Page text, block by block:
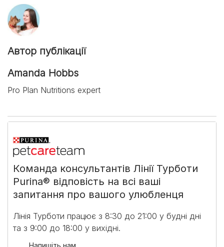
Автор публікації
Amanda Hobbs
Pro Plan Nutritions expert
Команда консультантів Лінії Турботи
Purina® відповість на всі ваші
запитання про вашого улюбленця
Лінія Турботи працює з 8:30 до 21:00 у будні дні
та з 9:00 до 18:00 у вихідні.​
Напишіть нам